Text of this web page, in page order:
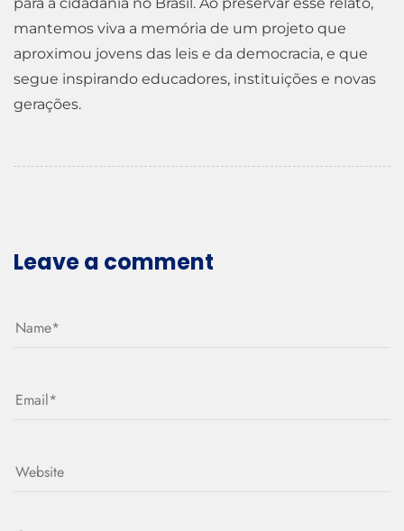
mantemos viva a memória de um projeto que
aproximou jovens das leis e da democracia, e que
segue inspirando educadores, instituições e novas
gerações.
Leave a comment